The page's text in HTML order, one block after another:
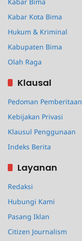
Kabar Kota Bima
Hukum & Kriminal
Kabupaten Bima
Olah Raga
Klausal
Pedoman Pemberitaan
Kebijakan Privasi
Klausul Penggunaan
Indeks Berita
Layanan
Redaksi
Hubungi Kami
Pasang Iklan
Citizen Journalism